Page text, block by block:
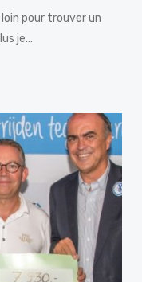
pour trouver un
je…